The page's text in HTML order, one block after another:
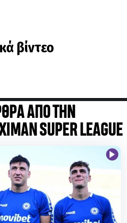
βίντεο
ΑΠΟ ΤΗΝ
SUPER LEAGUE